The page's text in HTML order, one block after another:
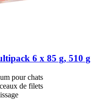
6 x 85 g, 510 g
pour chats
de filets